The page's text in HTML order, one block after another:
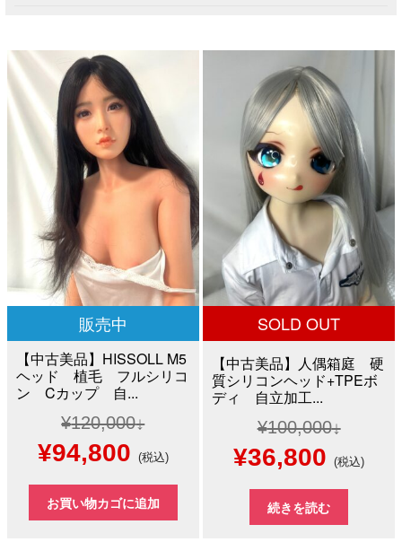
販売中
【中古美品】HISSOLL M5
ヘッド 植毛 フルシリコ
ン Cカップ 自...
¥120,000
元
の
価
¥94,800現
在
の
(税込)
お買い物カゴに追加
SOLD OUT
【中古美品】人偶箱庭 硬
質シリコンヘッド+TPEボ
ディ 自立加工...
¥100,000
元
の
価
¥36,800 現
在
の
(税込)
続きを読む